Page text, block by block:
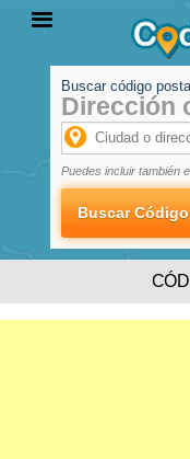
PROVINCIAS
LOCALIDADES
Buscar código
Dirección
Puedes incluir también